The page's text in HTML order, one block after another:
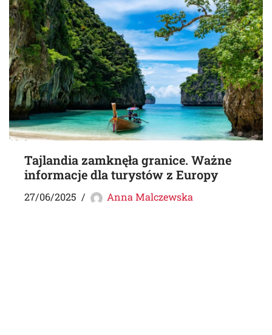
Tajlandia zamknęła granice. Ważne
informacje dla turystów z Europy
27/06/2025 Anna Malczewska